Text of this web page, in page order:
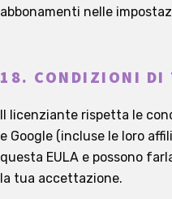
abbonamenti nelle
18. CONDIZIONI DI
Il licenziante rispetta le
e Google (incluse le loro
questa EULA e possono
la tua accettazione.